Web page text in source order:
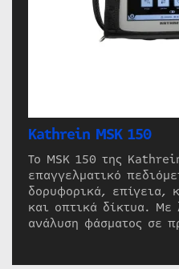
Kathrein MSK 150
Το MSK 150 της
επαγγελματικό
δορυφορικά, επίγεια,
και οπτικά δίκτυα. Με
ανάλυση φάσματος σε